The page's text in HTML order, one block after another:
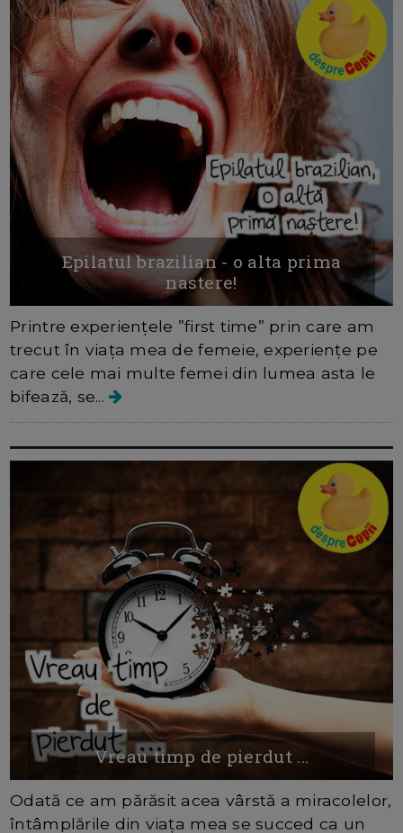
Epilatul brazilian - o alta prima
nastere!
Printre experiențele ”first time” prin care am
trecut în viața mea de femeie, experiențe pe
care cele mai multe femei din lumea asta le
bifează, se...
Vreau timp de pierdut ...
Odată ce am părăsit acea vârstă a miracolelor,
întâmplările din viața mea se succed ca un